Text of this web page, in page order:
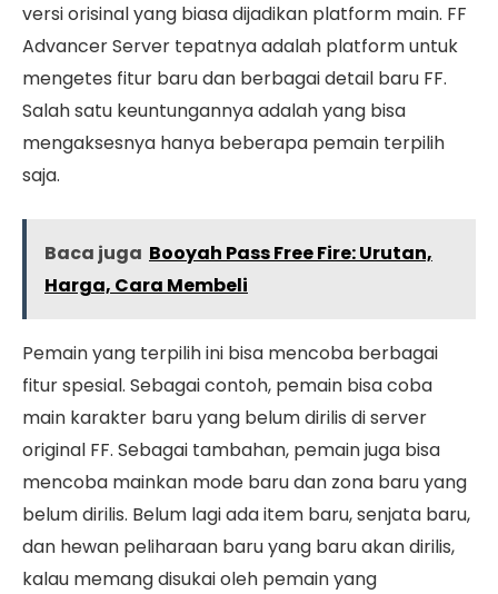
versi orisinal yang biasa dijadikan platform main. FF
Advancer Server tepatnya adalah platform untuk
mengetes fitur baru dan berbagai detail baru FF.
Salah satu keuntungannya adalah yang bisa
mengaksesnya hanya beberapa pemain terpilih
saja.
Baca juga Booyah Pass Free Fire: Urutan,
Harga, Cara Membeli
Pemain yang terpilih ini bisa mencoba berbagai
fitur spesial. Sebagai contoh, pemain bisa coba
main karakter baru yang belum dirilis di server
original FF. Sebagai tambahan, pemain juga bisa
mencoba mainkan mode baru dan zona baru yang
belum dirilis. Belum lagi ada item baru, senjata baru,
dan hewan peliharaan baru yang baru akan dirilis,
kalau memang disukai oleh pemain yang